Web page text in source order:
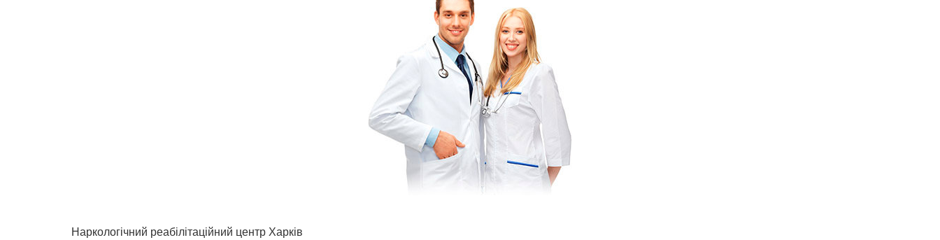
Наркологічний реабілітаційний центр Харків